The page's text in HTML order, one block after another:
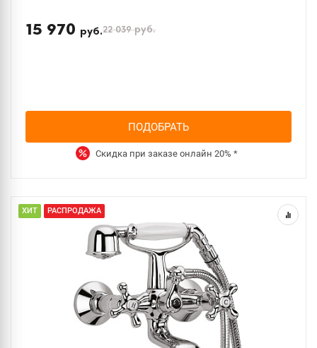
15 970 руб.22 039руб.
ПОДОБРАТЬ
Скидка при заказе онлайн 20% *
ХИТ РАСПРОДАЖА